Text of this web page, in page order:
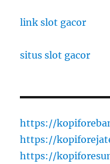
link slot gacor
situs slot gacor
https://
https://
https://